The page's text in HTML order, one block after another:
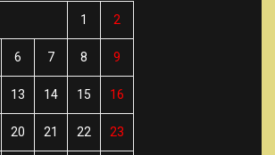
1 2
6 7 8 9
13 14 15 16
20 21 22 23